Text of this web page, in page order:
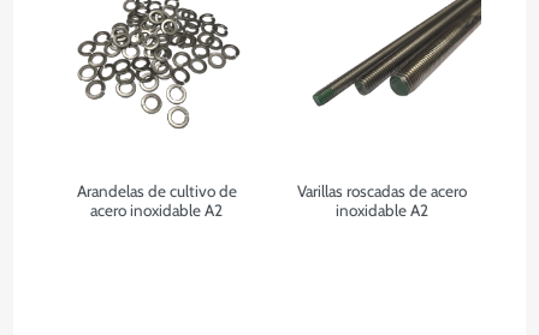
Arandelas de cultivo de
acero inoxidable A2
Varillas roscadas de acero
inoxidable A2